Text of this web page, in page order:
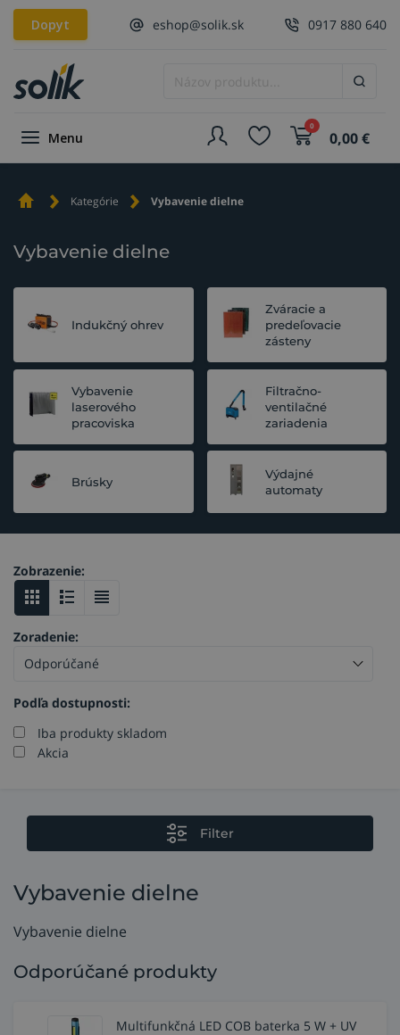
Dopyt eshop@solik.sk 0917 880 640
Menu
0
0,00€
Kategórie Vybavenie dielne
Vybavenie dielne
Indukčný ohrev
Zváracie a
predeľovacie
zásteny
Vybavenie
laserového
pracoviska
Filtračno-
ventilačné
zariadenia
Brúsky
Výdajné
automaty
Podľa dostupnosti:
Iba produkty skladom
Akcia
Zoradenie:
Zobrazenie:
Filter
Vybavenie dielne
Vybavenie dielne
Odporúčané produkty
Multifunkčná LED COB baterka 5 W + UV